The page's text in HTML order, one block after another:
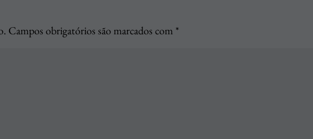
Campos obrigatórios são marcados com *